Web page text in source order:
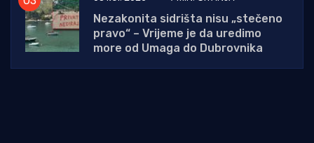
Nezakonita sidrišta nisu „stečeno
pravo“ – Vrijeme je da uredimo
more od Umaga do Dubrovnika